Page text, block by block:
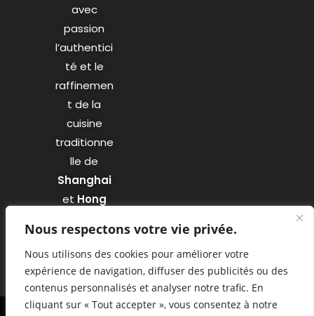
Nous respectons votre vie privée.
Nous utilisons des cookies pour améliorer votre
expérience de navigation, diffuser des publicités ou des
contenus personnalisés et analyser notre trafic. En
cliquant sur « Tout accepter », vous consentez à notre
avec
passion
l’authentici
té et le
raffinemen
t de la
cuisine
traditionne
lle de
Shanghai
et Hong